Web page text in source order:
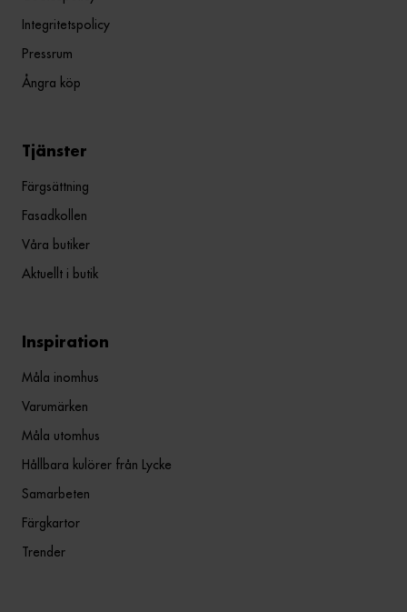
Integritetspolicy
Pressrum
Ångra köp
Tjänster
Färgsättning
Fasadkollen
Våra butiker
Aktuellt i butik
Inspiration
Måla inomhus
Varumärken
Måla utomhus
Hållbara kulörer från Lycke
Samarbeten
Färgkartor
Trender